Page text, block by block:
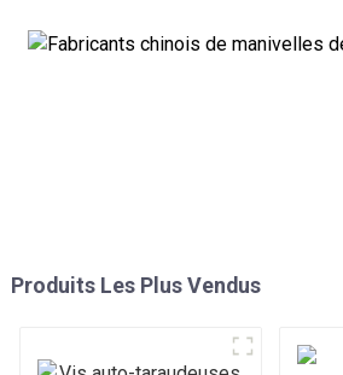
Produits Les Plus Vendus